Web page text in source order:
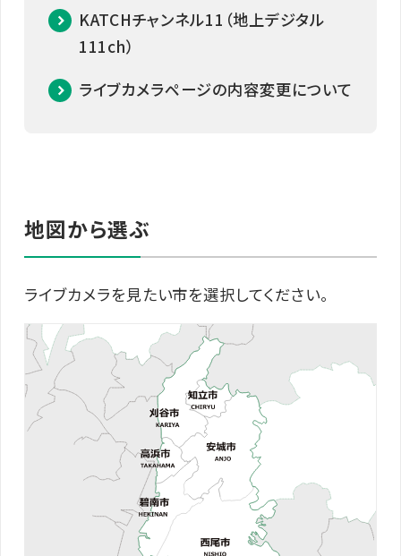
KATCHチャンネル11（地上デジタル
111ch）
ライブカメラページの内容変更について
地図から選ぶ
ライブカメラを見たい市を選択してください。